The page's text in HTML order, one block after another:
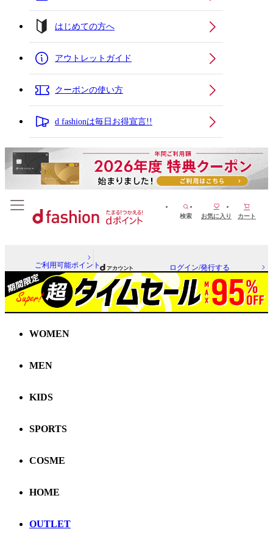
はじめての方へ
アウトレットガイド
クーポンの使い方
d fashionは毎日お得宣言!!
検索 お気に入り カート
ご利用可能ポイント ログイン/発行する
WOMEN
MEN
KIDS
SPORTS
COSME
HOME
OUTLET